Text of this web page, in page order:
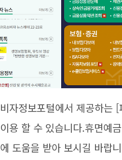
자정보포털에서 제공하는
용 할 수 있습니다.휴면예
도움을 받아 보시길 바랍